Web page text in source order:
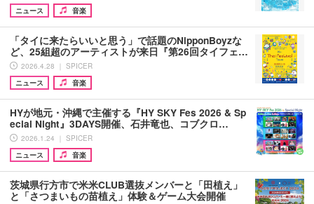
ニュース
音楽
「タイに来たらいいと思う」で話題のNipponBoyzな
ど、25組超のアーティストが来日『第26回タイフェ…
2026.4.28 ｜ SPICER
ニュース
音楽
HYが地元・沖縄で主催する『HY SKY Fes 2026 & Sp
ecial Night』3DAYS開催、石井竜也、コブクロ…
2026.1.24 ｜ SPICER
ニュース
音楽
茨城県行方市で米米CLUB選抜メンバーと「田植え」
と「さつまいもの苗植え」体験＆ゲーム大会開催